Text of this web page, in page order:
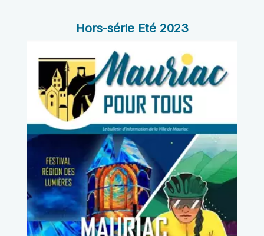
Hors-série Eté 2023